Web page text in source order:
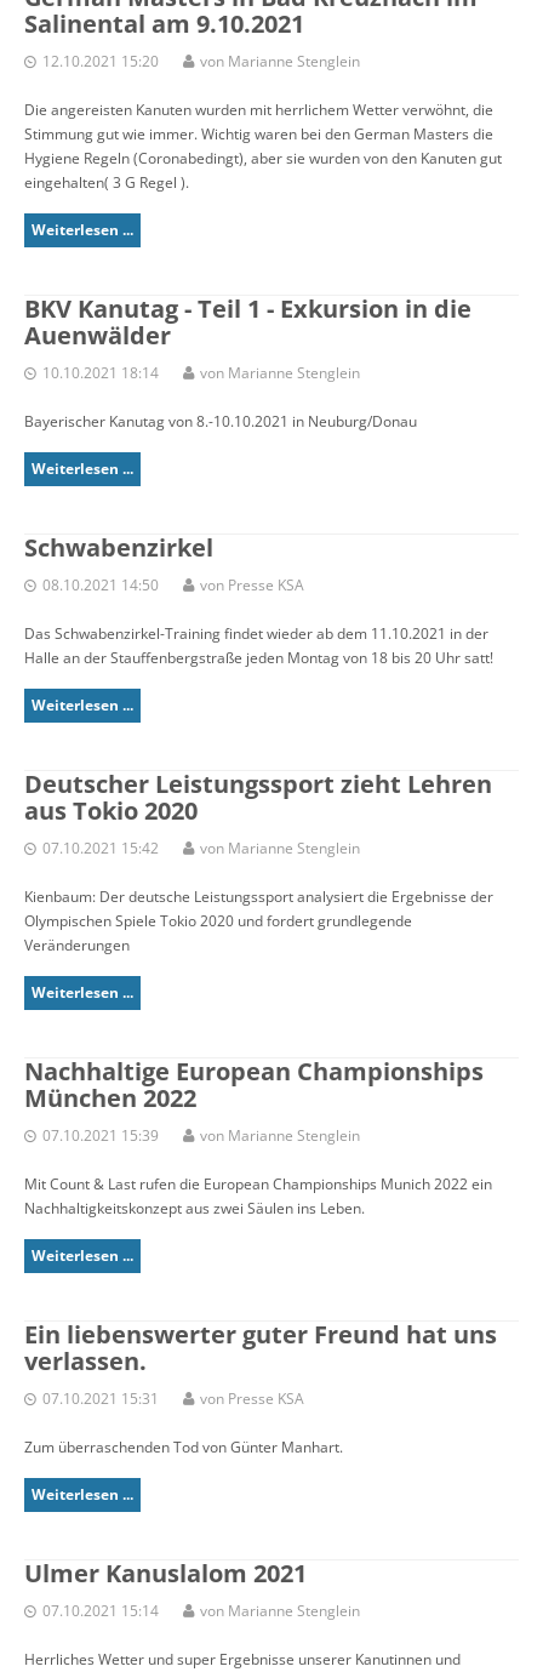
Salinental am 9.10.2021
12.10.2021 15:20 von Marianne Stenglein
Die angereisten Kanuten wurden mit herrlichem Wetter verwöhnt, die
Stimmung gut wie immer. Wichtig waren bei den German Masters die
Hygiene Regeln (Coronabedingt), aber sie wurden von den Kanuten gut
eingehalten( 3 G Regel ).
Weiterlesen ...
BKV Kanutag - Teil 1 - Exkursion in die
Auenwälder
10.10.2021 18:14 von Marianne Stenglein
Bayerischer Kanutag von 8.-10.10.2021 in Neuburg/Donau
Weiterlesen ...
Schwabenzirkel
08.10.2021 14:50 von Presse KSA
Das Schwabenzirkel-Training findet wieder ab dem 11.10.2021 in der
Halle an der Stauffenbergstraße jeden Montag von 18 bis 20 Uhr satt!
Weiterlesen ...
Deutscher Leistungssport zieht Lehren
aus Tokio 2020
07.10.2021 15:42 von Marianne Stenglein
Kienbaum: Der deutsche Leistungssport analysiert die Ergebnisse der
Olympischen Spiele Tokio 2020 und fordert grundlegende
Veränderungen
Weiterlesen ...
Nachhaltige European Championships
München 2022
07.10.2021 15:39 von Marianne Stenglein
Mit Count & Last rufen die European Championships Munich 2022 ein
Nachhaltigkeitskonzept aus zwei Säulen ins Leben.
Weiterlesen ...
Ein liebenswerter guter Freund hat uns
verlassen.
07.10.2021 15:31 von Presse KSA
Zum überraschenden Tod von Günter Manhart.
Weiterlesen ...
Ulmer Kanuslalom 2021
07.10.2021 15:14 von Marianne Stenglein
Herrliches Wetter und super Ergebnisse unserer Kanutinnen und